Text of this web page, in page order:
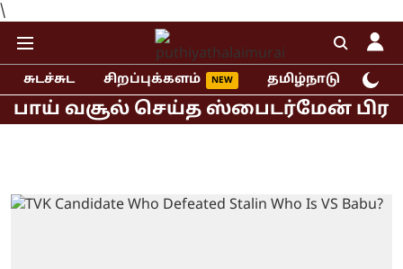
\
சுடச்சுட சிறப்புக்களம் தமிழ்நாடு
வசூல் செய்த ஸ்பைடர்மேன் பிராண்ட்